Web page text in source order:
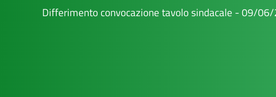
Differimento convocazione tavolo sindacale - 09/